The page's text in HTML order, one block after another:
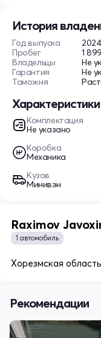
История
Год выпуска
2024
Пробег
1
Владельцы
Не
Гарантия
Не
Таможня
Характеристики
Комплектация
Не указано
Коробка
Механика
Кузов
Минивэн
Raximov
1 автомобиль
Хорезмская
Рекомендации